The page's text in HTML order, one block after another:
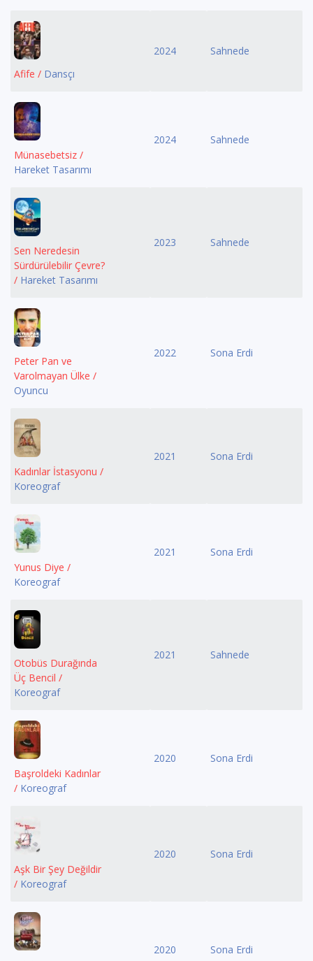
Afife / Dansçı
2024 Sahnede
Münasebetsiz /
Hareket Tasarımı
2024 Sahnede
Sen Neredesin
Sürdürülebilir Çevre?
/ Hareket Tasarımı
2023 Sahnede
Peter Pan ve
Varolmayan Ülke /
Oyuncu
2022 Sona Erdi
Kadınlar İstasyonu /
Koreograf
2021 Sona Erdi
Yunus Diye /
Koreograf
2021 Sona Erdi
Otobüs Durağında
Üç Bencil /
Koreograf
2021 Sahnede
Başroldeki Kadınlar
/ Koreograf
2020 Sona Erdi
Aşk Bir Şey Değildir
/ Koreograf
2020 Sona Erdi
2020 Sona Erdi